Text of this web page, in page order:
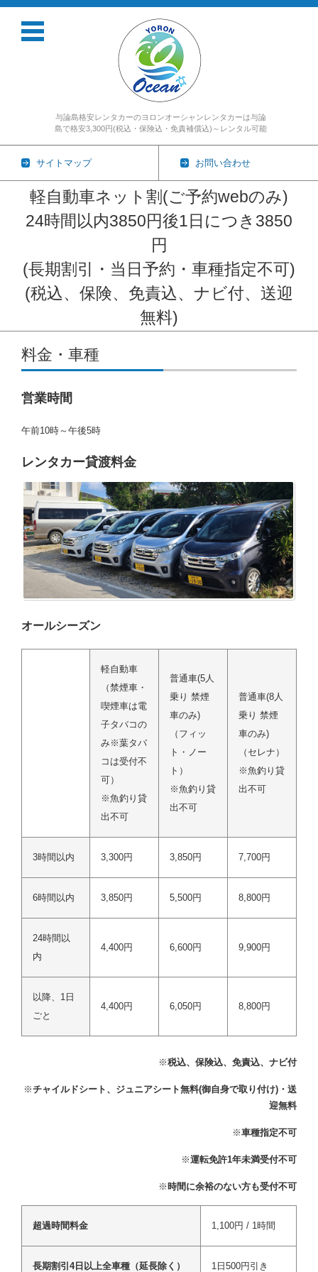
与論島格安レンタカーのヨロンオーシャンレンタカーは与論
島で格安3,300円(税込・保険込・免責補償込)～レンタル可能
サイトマップ お問い合わせ
軽自動車ネット割(ご予約webのみ)
24時間以内3850円後1日につき3850
円
(長期割引・当日予約・車種指定不可)
(税込、保険、免責込、ナビ付、送迎
無料)
コンテンツに移動
料金・車種
営業時間
午前10時～午後5時
レンタカー貸渡料金
オールシーズン
軽自動車
（禁煙車・
喫煙車は電
子タバコの
み※葉タバ
コは受付不
可）
※魚釣り貸
出不可
普通車(5人
乗り 禁煙
車のみ)
（フィッ
ト・ノー
ト）
※魚釣り貸
出不可
普通車(8人
乗り 禁煙
車のみ)
（セレナ）
※魚釣り貸
出不可
3時間以内 3,300円 3,850円 7,700円
6時間以内 3,850円 5,500円 8,800円
24時間以
内
4,400円 6,600円 9,900円
以降、1日
ごと
4,400円 6,050円 8,800円
※税込、保険込、免責込、ナビ付
※チャイルドシート、ジュニアシート無料(御自身で取り付け)・送
迎無料
※車種指定不可
※運転免許1年未満受付不可
※ 時間に余裕のない方も受付不可
超過時間料金 1,100円 / 1時間
長期割引4日以上全車種（延長除く） 1日500円引き